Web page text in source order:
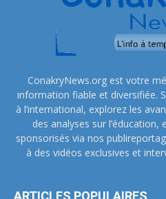
ConakryNews.org est votre
information fiable et diversifiée.
à l’international, explorez les
des analyses sur
sponsorisés via nos
à des vidéos exclusives et